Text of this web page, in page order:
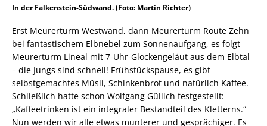
In der Falkenstein-Südwand. (Foto: Martin Richter)
Erst Meurerturm Westwand, dann Meurerturm Route Zehn
bei fantastischem Elbnebel zum Sonnenaufgang, es folgt
Meurerturm Lineal mit 7-Uhr-Glockengeläut aus dem Elbtal
– die Jungs sind schnell! Frühstückspause, es gibt
selbstgemachtes Müsli, Schinkenbrot und natürlich Kaffee.
Schließlich hatte schon Wolfgang Güllich festgestellt:
„Kaffeetrinken ist ein integraler Bestandteil des Kletterns.“
Nun werden wir alle etwas munterer und gesprächiger. Es